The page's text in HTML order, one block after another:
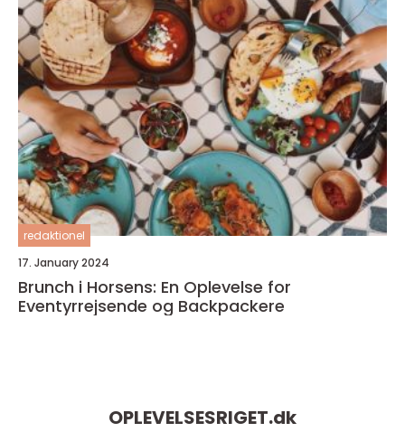
redaktionel
17. January 2024
Brunch i Horsens: En Oplevelse for
Eventyrrejsende og Backpackere
OPLEVELSESRIGET.dk